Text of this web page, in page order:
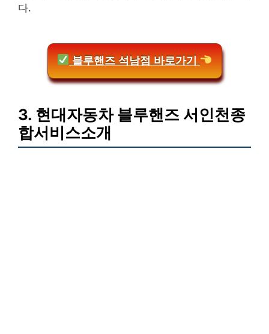
다.
블루핸즈 석남점 바로가기
3. 현대자동차 블루핸즈 서인천종
합서비스소개